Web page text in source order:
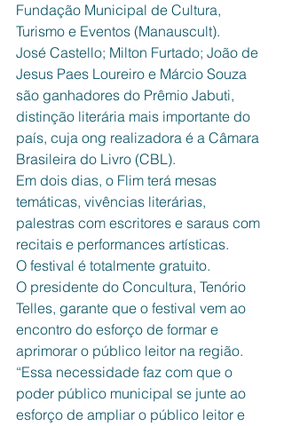
Fundação Municipal de Cultura,
Turismo e Eventos (Manauscult).
José Castello; Milton Furtado; João de
Jesus Paes Loureiro e Márcio Souza
são ganhadores do Prêmio Jabuti,
distinção literária mais importante do
país, cuja ong realizadora é a Câmara
Brasileira do Livro (CBL).
Em dois dias, o Flim terá mesas
temáticas, vivências literárias,
palestras com escritores e saraus com
recitais e performances artísticas.
O festival é totalmente gratuito.
O presidente do Concultura, Tenório
Telles, garante que o festival vem ao
encontro do esforço de formar e
aprimorar o público leitor na região.
“Essa necessidade faz com que o
poder público municipal se junte ao
esforço de ampliar o público leitor e